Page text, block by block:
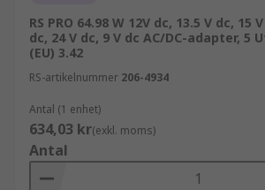
RS PRO 64.98 W 12V dc, 13.5 V dc, 15
dc, 24 V dc, 9 V dc AC/DC-adapter, 5
(EU) 3.42
RS-artikelnummer 206-4934
Antal (1 enhet)
634,03 kr(exkl. moms)
Antal